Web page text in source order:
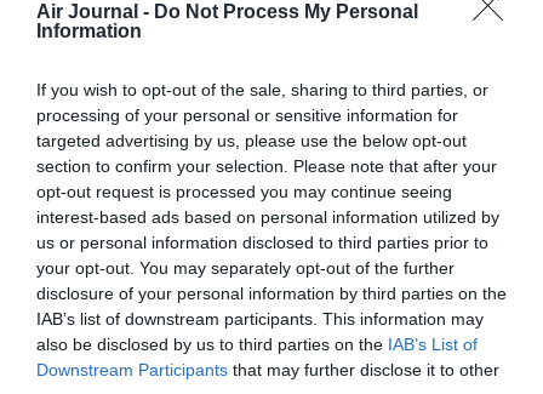
Air Journal - Do Not Process My Personal
Information
If you wish to opt-out of the sale, sharing to third parties, or
processing of your personal or sensitive information for
targeted advertising by us, please use the below opt-out
section to confirm your selection. Please note that after your
opt-out request is processed you may continue seeing
interest-based ads based on personal information utilized by
us or personal information disclosed to third parties prior to
your opt-out. You may separately opt-out of the further
disclosure of your personal information by third parties on the
IAB’s list of downstream participants. This information may
also be disclosed by us to third parties on the IAB’s List of
Downstream Participants that may further disclose it to other
John Parisa commenté :
mais ils seront à HAM ou LBC ?
WizzAir est à LBC je crois…
RÉPONDRE
a commenté :
13 février 2016 - 18 h 03
HAMBOURG NIMES POUR QUAND ?
RÉPONDRE